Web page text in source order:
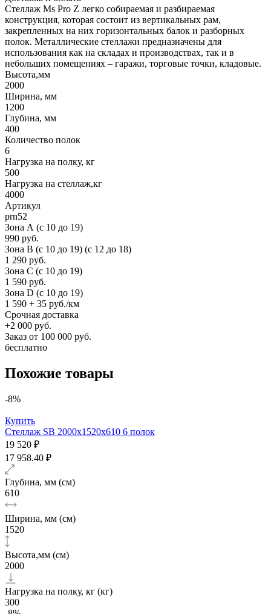
Стеллаж Ms Pro Z легко собираемая и разбираемая
конструкция, которая состоит из вертикальных рам,
закрепленных на них горизонтальных балок и разборных
полок. Металлические стеллажи предназначены для
использования как на складах и производствах, так и в
небольших помещениях – гаражи, торговые точки, кладовые.
Высота,мм
2000
Ширина, мм
1200
Глубина, мм
400
Количество полок
6
Нагрузка на полку, кг
500
Нагрузка на стеллаж,кг
4000
Артикул
prn52
Зона А (c 10 до 19)
990 руб.
Зона B (c 10 до 19) (c 12 до 18)
1 290 руб.
Зона C (c 10 до 19)
1 590 руб.
Зона D (c 10 до 19)
1 590 + 35 руб./км
Срочная доставка
+2 000 руб.
Заказ от 100 000 руб.
бесплатно
Похожие товары
-8%
Купить
Стеллаж SB 2000х1520x610 6 полок
19 520 ₽
17 958.40 ₽
Глубина, мм (см)
610
Ширина, мм (см)
1520
Высота,мм (см)
2000
Нагрузка на полку, кг (кг)
300